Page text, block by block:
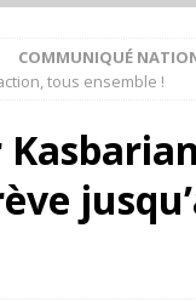
COMMUNIQUÉ
tous ensemble !